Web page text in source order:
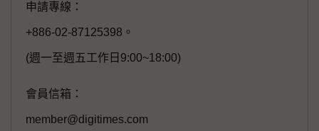
申請專線：
+886-02-87125398。
(週一至週五工作日9:00~18:00)
會員信箱：
member@digitimes.com